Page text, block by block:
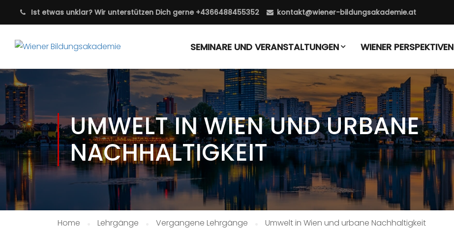
Ist etwas unklar? Wir unterstützen Dich gerne+4366488455352 kontakt@wiener-bildungsakademie.at
SEMINARE UND VERANSTALTUNGEN WIENER PERSPEKTIVEN
UMWELT IN WIEN UND URBANE
NACHHALTIGKEIT
Home Lehrgänge Vergangene Lehrgänge Umwelt in Wien und urbane Nachhaltigkeit